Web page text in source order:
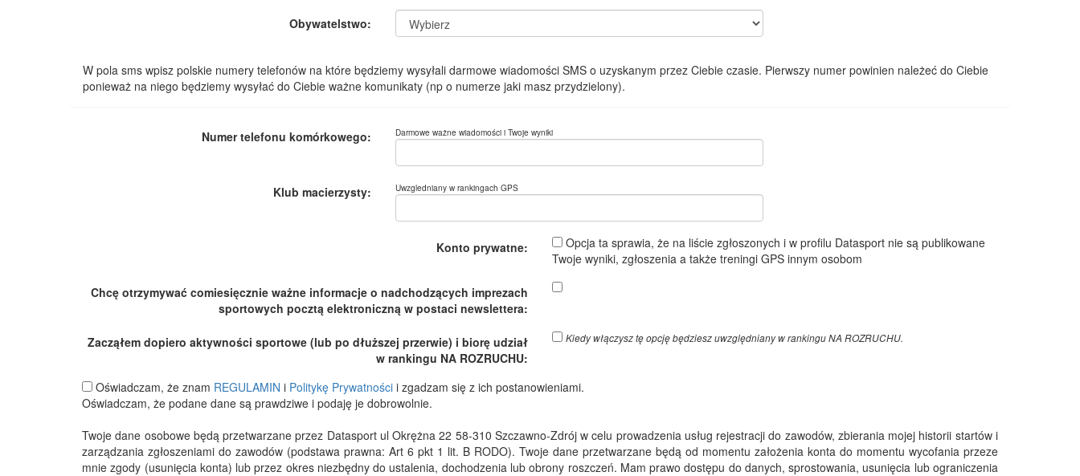
Obywatelstwo:
W pola sms wpisz polskie numery telefonów na które będziemy wysyłali darmowe wiadomości SMS o uzyskanym przez Ciebie czasie. Pierwszy numer powinien należeć do Ciebie
ponieważ na niego będziemy wysyłać do Ciebie ważne komunikaty (np o numerze jaki masz przydzielony).
Numer telefonu komórkowego: Darmowe ważne wiadomości i Twoje wyniki
Klub macierzysty: Uwzgledniany w rankingach GPS
Konto prywatne:
Opcja ta sprawia, że na liście zgłoszonych i w profilu Datasport nie są publikowane
Twoje wyniki, zgłoszenia a także treningi GPS innym osobom
Chcę otrzymywać comiesięcznie ważne informacje o nadchodzących imprezach
sportowych pocztą elektroniczną w postaci newslettera:
Zacząłem dopiero aktywności sportowe (lub po dłuższej przerwie) i biorę udział
w rankingu NA ROZRUCHU:
Kiedy włączysz tę opcję będziesz uwzględniany w rankingu NA ROZRUCHU.
Oświadczam, że znam REGULAMIN i Politykę Prywatności i zgadzam się z ich postanowieniami.
Oświadczam, że podane dane są prawdziwe i podaję je dobrowolnie.
Twoje dane osobowe będą przetwarzane przez Datasport ul Okrężna 22 58-310 Szczawno-Zdrój w celu prowadzenia usług rejestracji do zawodów, zbierania mojej historii startów i
zarządzania zgłoszeniami do zawodów (podstawa prawna: Art 6 pkt 1 lit. B RODO). Twoje dane przetwarzane będą od momentu założenia konta do momentu wycofania przeze
mnie zgody (usunięcia konta) lub przez okres niezbędny do ustalenia, dochodzenia lub obrony roszczeń. Mam prawo dostępu do danych, sprostowania, usunięcia lub ograniczenia